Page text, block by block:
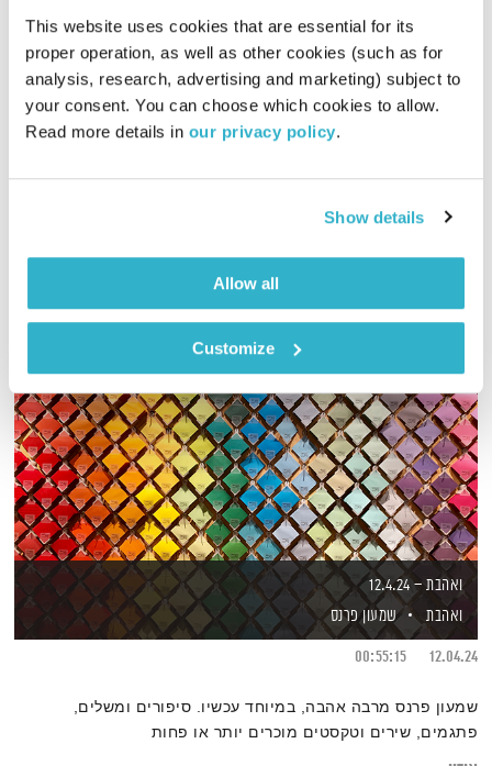
This website uses cookies that are essential for its
proper operation, as well as other cookies (such as for
analysis, research, advertising and marketing) subject to
your consent. You can choose which cookies to allow.
Read more details in our privacy policy.
Show details
Allow all
Customize
התעוררות
גליה גלעדי
29.04.25
01:28:20
גליה גלעדי מזמינה אתכם להתעורר יחד עם מוזיקה מעולה
ואהבת – 12.4.24
ואהבת
שמעון פרנס
12.04.24
00:55:15
שמעון פרנס מרבה אהבה, במיוחד עכשיו. סיפורים ומשלים,
פתגמים, שירים וטקסטים מוכרים יותר או פחות